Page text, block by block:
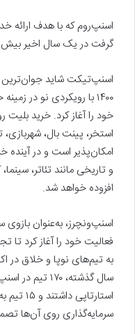
اسنپ‌روم که با هدف ارائه
گرفت در یک سال اخیر بیش از ۲۱۴ درصد رشد کرده
اسنپ‌تیکت شاید
۱۴۰۰ با رویکردی نو در
خود را آغاز کرد. خرید بلیت
استخر، پینت بال،
امکان‌پذیر است و در آینده
و تاریخی مانند تئاتر،
افزوده خواهد شد.
فعالیت خود را آغاز کرد تا
به تیم‌های نوپا و خلاق در
سرمایه‌گذاری روی آن‌ها